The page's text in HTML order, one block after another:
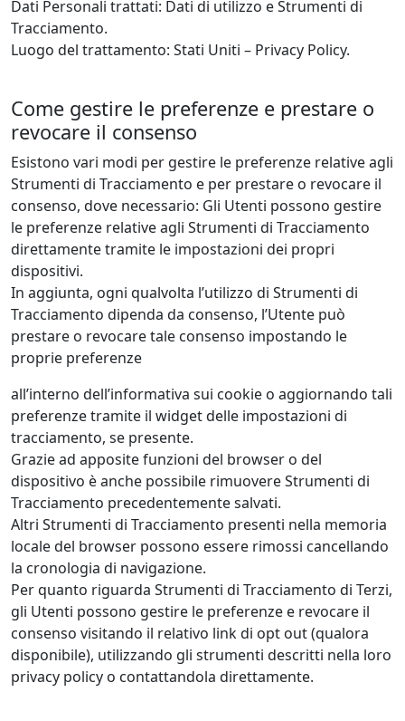
Dati Personali trattati: Dati di utilizzo e Strumenti di
Tracciamento.
Luogo del trattamento: Stati Uniti – Privacy Policy.
Come gestire le preferenze e prestare o
revocare il consenso
Esistono vari modi per gestire le preferenze relative agli
Strumenti di Tracciamento e per prestare o revocare il
consenso, dove necessario: Gli Utenti possono gestire
le preferenze relative agli Strumenti di Tracciamento
direttamente tramite le impostazioni dei propri
dispositivi.
In aggiunta, ogni qualvolta l’utilizzo di Strumenti di
Tracciamento dipenda da consenso, l’Utente può
prestare o revocare tale consenso impostando le
proprie preferenze
all’interno dell’informativa sui cookie o aggiornando tali
preferenze tramite il widget delle impostazioni di
tracciamento, se presente.
Grazie ad apposite funzioni del browser o del
dispositivo è anche possibile rimuovere Strumenti di
Tracciamento precedentemente salvati.
Altri Strumenti di Tracciamento presenti nella memoria
locale del browser possono essere rimossi cancellando
la cronologia di navigazione.
Per quanto riguarda Strumenti di Tracciamento di Terzi,
gli Utenti possono gestire le preferenze e revocare il
consenso visitando il relativo link di opt out (qualora
disponibile), utilizzando gli strumenti descritti nella loro
privacy policy o contattandola direttamente.